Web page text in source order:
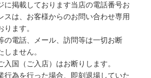
に掲載しております当店の電話番号お
スは、お客様からのお問い合わせ専用
ます。
の電話、メール、訪問等は一切お断
しません。
国（ご入店）はお断りします。
為を行った場合、即刻退場していた